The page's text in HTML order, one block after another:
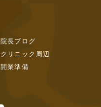
院長ブログ
クリニック周辺
開業準備